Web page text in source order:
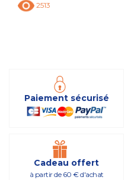
2513
Paiement sécurisé
Cadeau offert
à partir de 60 € d'achat